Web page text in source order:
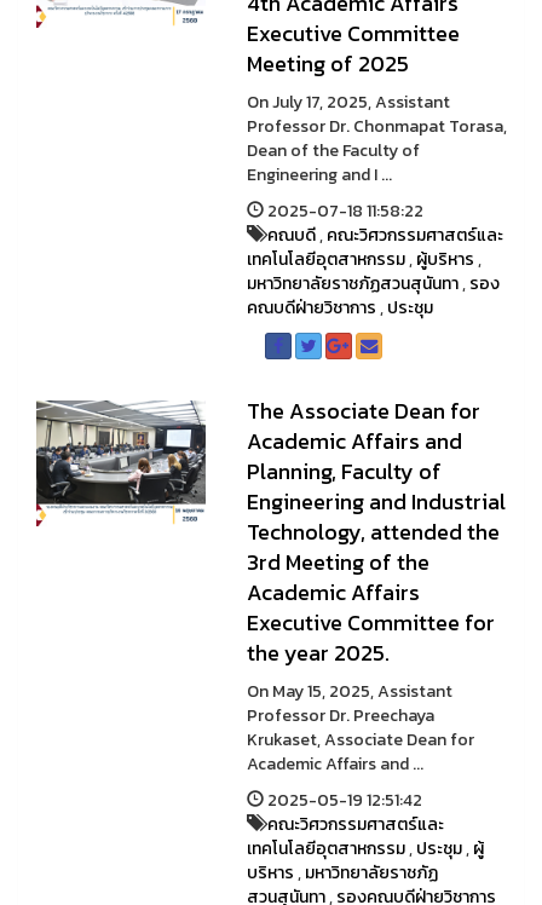
Executive Committee
Meeting of 2025
On July 17, 2025, Assistant
Professor Dr. Chonmapat Torasa,
Dean of the Faculty of
Engineering and I ...
2025-07-18 11:58:22
คณบดี,คณะวิศวกรรมศาสตร์และ
เทคโนโลยีอุตสาหกรรม,ผู้บริหาร,
มหาวิทยาลัยราชภัฏสวนสุนันทา,รอง
คณบดีฝ่ายวิชาการ,ประชุม
The Associate Dean for
Academic Affairs and
Planning, Faculty of
Engineering and Industrial
Technology, attended the
3rd Meeting of the
Academic Affairs
Executive Committee for
the year 2025.
On May 15, 2025, Assistant
Professor Dr. Preechaya
Krukaset, Associate Dean for
Academic Affairs and ...
2025-05-19 12:51:42
คณะวิศวกรรมศาสตร์และ
เทคโนโลยีอุตสาหกรรม,ประชุม,ผู้
บริหาร,มหาวิทยาลัยราชภัฏ
สวนสุนันทา,รองคณบดีฝ่ายวิชาการ